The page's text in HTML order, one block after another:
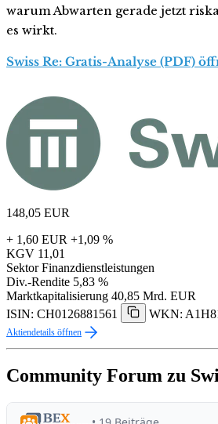
warum Abwarten gerade jetzt
es wirkt.
Swiss Re: Gratis-Analyse (PDF)
148,05 EUR
+ 1,60 EUR +1,09 %
KGV 11,01
Sektor Finanzdienstleistungen
Div.-Rendite 5,83 %
Marktkapitalisierung 40,85 Mrd. EUR
ISIN: CH0126881561
WKN:
Aktiendetails öffnen
Community Forum zu